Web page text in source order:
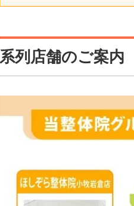
系列店舗のご案内